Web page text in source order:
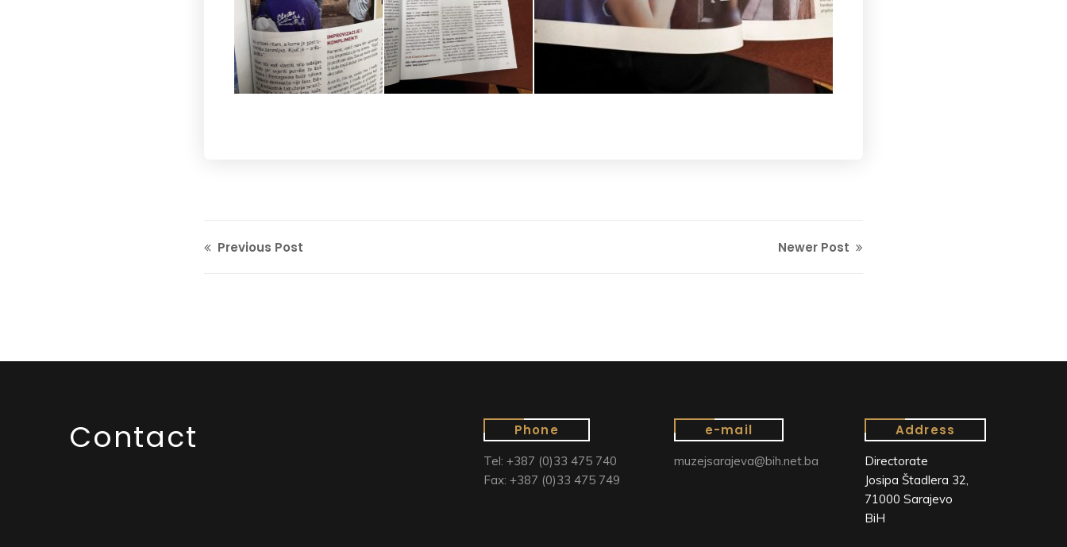
Previous Post Newer Post
Contact Phone
Tel: +387 (0)33 475 740
Fax: +387 (0)33 475 749
e-mail
muzejsarajeva@bih.net.ba
Address
Directorate
Josipa Štadlera 32,
71000 Sarajevo
BiH